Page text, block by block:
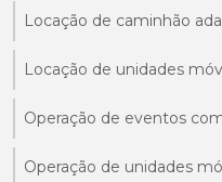
Locação de caminhão
Locação de unidades
Operação de eventos
Operação de unidades